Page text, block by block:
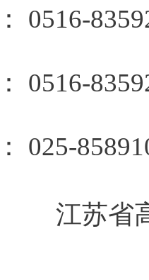
0516-
0516-
025-
江苏省